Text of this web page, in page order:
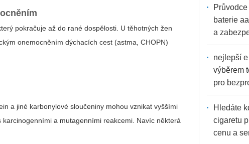
pokračuje až do rané dospělosti. U těhotných žen
onemocněním dýchacích cest (astma, CHOPN)
a jiné karbonylové sloučeniny mohou vznikat vyššími
a mutagenními reakcemi. Navíc některá
baterie
a
nejlepší
výběrem
pro
Hledáte
cigaretu
cenu a